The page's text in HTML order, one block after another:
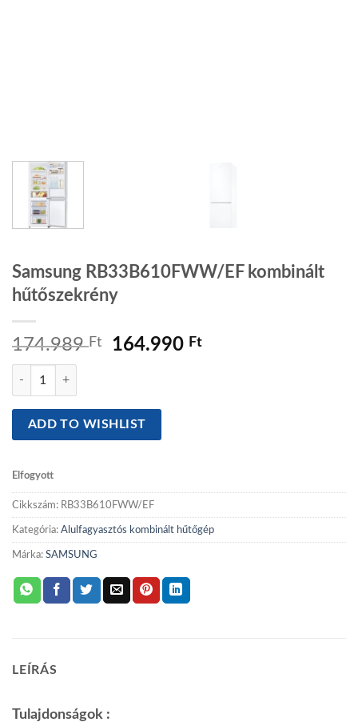
Samsung RB33B610FWW/EF kombinált
hűtőszekrény
174.989Ft
Original
164.990 Ft
Samsung RB33B610FWW/EF kombinált hűtőszekrény mennyiség
ADD TO WISHLIST
Elfogyott
Cikkszám: RB33B610FWW/EF
Kategória: Alulfagyasztós kombinált hűtőgép
Márka: SAMSUNG
LEÍRÁS
Tulajdonságok :